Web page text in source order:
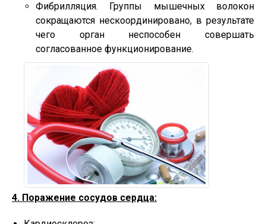
Фибрилляция. Группы мышечных волокон
сокращаются нескоординировано, в результате
чего орган неспособен совершать
согласованное функционирование.
4. Поражение сосудов сердца: